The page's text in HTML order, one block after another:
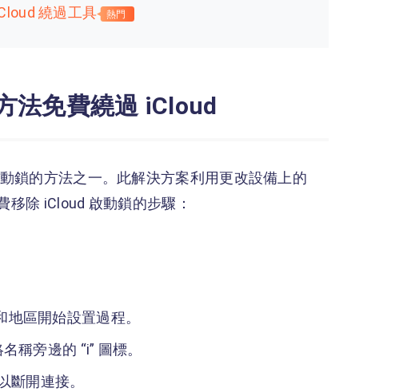
繞過工具
熱門
法免費繞過 iCloud
鎖的方法之一。此解決方案利用更改設備上的
移除 iCloud 啟動鎖的步驟：
區開始設置過程。
稱旁邊的 “i” 圖標。
斷開連接。